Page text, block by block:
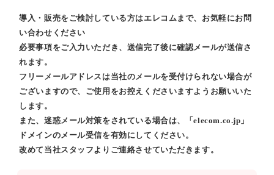
導入・販売をご検討している方はエレコムまで、お気軽にお問
い合わせください
必要事項をご入力いただき、送信完了後に確認メールが送信さ
れます。
フリーメールアドレスは当社のメールを受付けられない場合が
ございますので、ご使用をお控えくださいますようお願いいた
します。
また、迷惑メール対策をされている場合は、「elecom.co.jp」
ドメインのメール受信を有効にしてください。
改めて当社スタッフよりご連絡させていただきます。